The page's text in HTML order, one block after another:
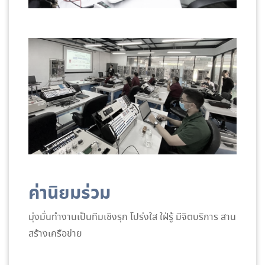
ค่านิยมร่วม
มุ่งมั่นทำงานเป็นทีมเชิงรุก โปร่งใส ใฝ่รู้ มีจิตบริการ สาน
สร้างเครือข่าย